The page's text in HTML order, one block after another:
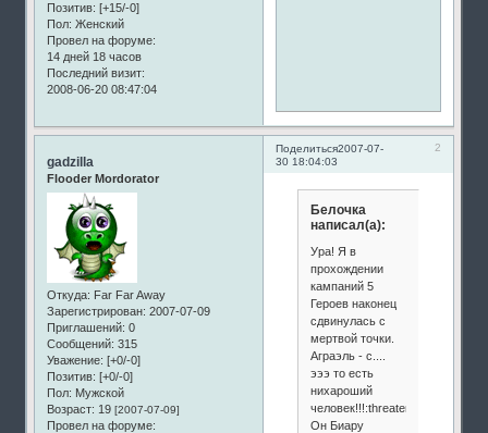
Позитив: [+15/-0]
Пол: Женский
Провел на форуме:
14 дней 18 часов
Последний визит:
2008-06-20 08:47:04
Поделиться 2
2007-07-
30 18:04:03
gadzilla
Flooder Mordorator
Откуда: Far Far Away
Зарегистрирован: 2007-07-09
Приглашений: 0
Сообщений: 315
Уважение: [+0/-0]
Позитив: [+0/-0]
Пол: Мужской
Возраст: 19[2007-07-09]
Провел на форуме:
Белочка
написал(а):
Ура! Я в
прохождении
кампаний 5
Героев наконец
сдвинулась с
мертвой точки.
Аграэль - с....
эээ то есть
нихароший
человек!!!:threaten:
Он Биару